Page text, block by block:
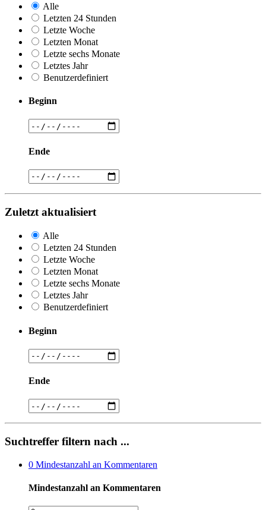
Alle
Letzten 24 Stunden
Letzte Woche
Letzten Monat
Letzte sechs Monate
Letztes Jahr
Benutzerdefiniert
Beginn
Ende
Zuletzt aktualisiert
Alle
Letzten 24 Stunden
Letzte Woche
Letzten Monat
Letzte sechs Monate
Letztes Jahr
Benutzerdefiniert
Beginn
Ende
Suchtreffer filtern nach ...
0 Mindestanzahl an Kommentaren
Mindestanzahl an Kommentaren